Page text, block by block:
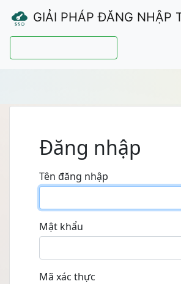
GIẢI PHÁP ĐĂNG NHẬP
Đăng nhập
Tên đăng nhập
Mật khẩu
Mã xác thực